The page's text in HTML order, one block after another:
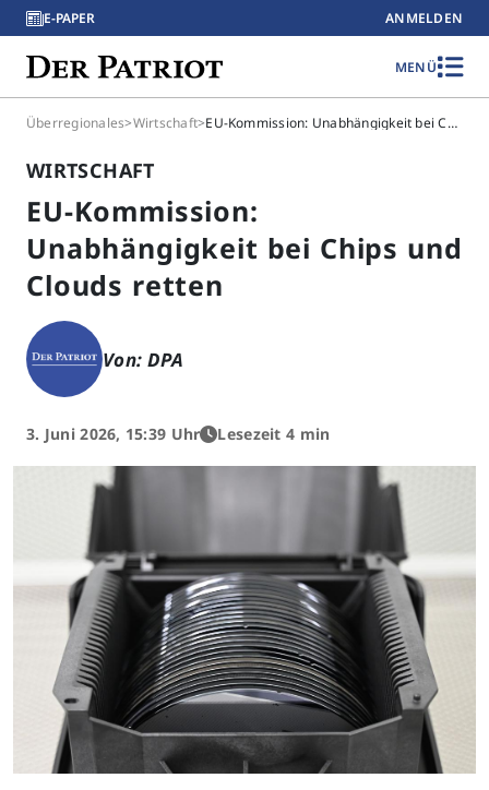
E-PAPER ANMELDEN
MENÜ
Überregionales>Wirtschaft> EU-Kommission: Unabhängigkeit bei Chips und Clouds retten
WIRTSCHAFT
EU-Kommission:
Unabhängigkeit bei Chips und
Clouds retten
Von: DPA
3. Juni 2026, 15:39 Uhr Lesezeit 4 min